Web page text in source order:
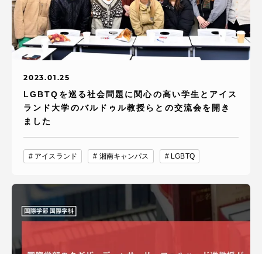
2023.01.25
LGBTQを巡る社会問題に関心の高い学生とアイス
ランド大学のバルドゥル教授らとの交流会を開き
ました
アイスランド 湘南キャンパス LGBTQ